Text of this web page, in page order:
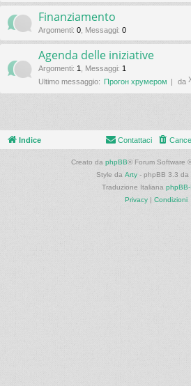
Finanziamento
Argomenti: 0 Messaggi: 0
Agenda delle iniziative
Argomenti: 1 Messaggi: 1
Ultimo messaggio: Прогон хрумером da
Indice Contattaci
Creato da phpBB® Forum Software
Style da Arty - phpBB 3.3 da
Traduzione Italiana
Privacy | Condizioni